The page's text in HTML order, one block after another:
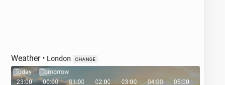
Weather• London CHANGE
Today
23:00
Tomorrow
00:00
01:00 02:00 03:00 04:00 05:00